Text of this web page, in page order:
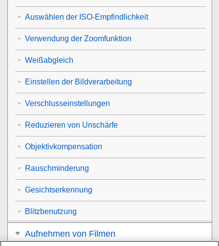
Auswählen der ISO-Empfindlichkeit
Verwendung der Zoomfunktion
Weißabgleich
Einstellen der Bildverarbeitung
Verschlusseinstellungen
Reduzieren von Unschärfe
Objektivkompensation
Rauschminderung
Gesichtserkennung
Blitzbenutzung
Aufnehmen von Filmen